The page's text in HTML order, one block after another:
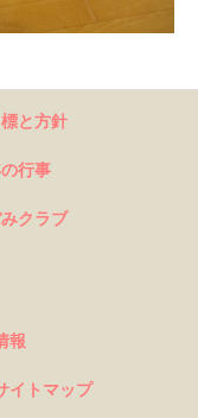
と方針
行事
クラブ
報
イトマップ